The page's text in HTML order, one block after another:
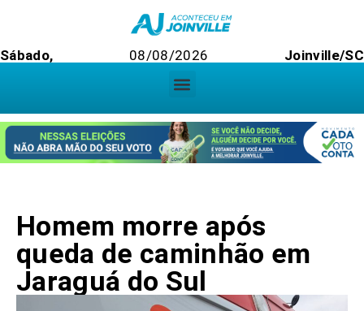
Sábado, 08/08/2026 Joinville/SC
Homem morre após
queda de caminhão em
Jaraguá do Sul